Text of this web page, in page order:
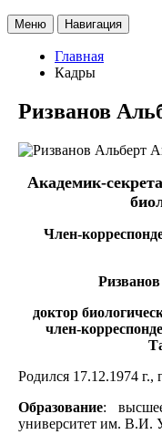
Меню Навигация
Главная
Кадры
Ризванов
Академик-
Член-
доктор
член-
Родился 17.12.1974 г.,
Образование:
университет им. В.И.